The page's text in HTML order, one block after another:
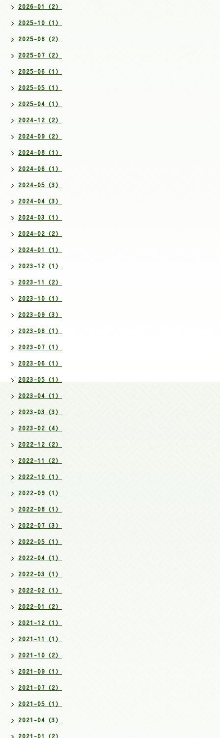
2026-01（2）
2025-10（1）
2025-08（2）
2025-07（2）
2025-06（1）
2025-05（1）
2025-04（1）
2024-12（2）
2024-09（2）
2024-08（1）
2024-06（1）
2024-05（3）
2024-04（3）
2024-03（1）
2024-02（2）
2024-01（1）
2023-12（1）
2023-11（2）
2023-10（1）
2023-09（3）
2023-08（1）
2023-07（1）
2023-06（1）
2023-05（1）
2023-04（1）
2023-03（3）
2023-02（4）
2022-12（2）
2022-11（2）
2022-10（1）
2022-09（1）
2022-08（1）
2022-07（3）
2022-05（1）
2022-04（1）
2022-03（1）
2022-02（1）
2022-01（2）
2021-12（1）
2021-11（1）
2021-10（2）
2021-09（1）
2021-07（2）
2021-05（1）
2021-04（3）
2021-01（2）